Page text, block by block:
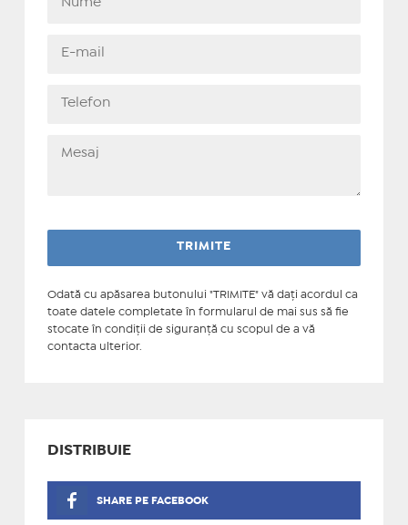
Odată cu apăsarea butonului "TRIMITE" vă daţi acordul ca
toate datele completate în formularul de mai sus să fie
stocate în condiţii de siguranţă cu scopul de a vă
contacta ulterior.
DISTRIBUIE
SHARE PE FACEBOOK